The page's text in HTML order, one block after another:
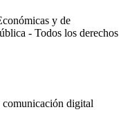
y de
- Todos los derechos
digital